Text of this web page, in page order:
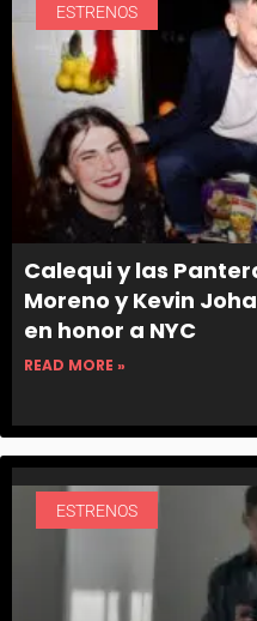
ESTRENOS
Calequi y las
Moreno y Kevin
en honor a NYC
READ MORE »
ESTRENOS